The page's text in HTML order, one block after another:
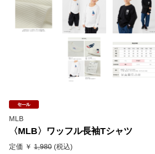
MLB
〈MLB〉ワッフル長袖Tシャツ
定価 ￥ 1,980(税込)